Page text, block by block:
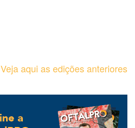
Veja aqui as edições anteriores